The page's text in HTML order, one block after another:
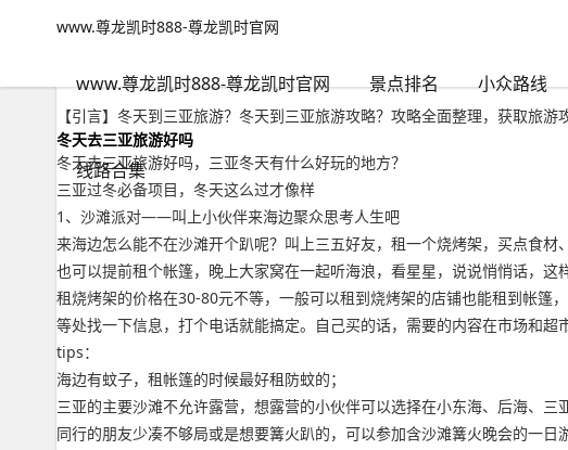
www.尊龙凯时888-尊龙凯时官网
www.尊龙凯时888-尊龙凯时官网 景点排名 小众路线
线路合集
www.尊龙凯时888-尊龙凯时官网
冬天到三亚旅游？冬天到三亚旅游攻略-www.尊龙凯时888
【引言】冬天到三亚旅游？冬天到三亚旅游攻略？攻略全面整理，获取旅游
冬天去三亚旅游好吗
冬天去三亚旅游好吗，三亚冬天有什么好玩的地方？
三亚过冬必备项目，冬天这么过才像样
1、沙滩派对——叫上小伙伴来海边聚众思考人生吧
来海边怎么能不在沙滩开个趴呢？叫上三五好友，租一个烧烤架，买点食
也可以提前租个帐篷，晚上大家窝在一起听海浪，看星星，说说悄悄话，这
租烧烤架的价格在30-80元不等，一般可以租到烧烤架的店铺也能租到帐篷
等处找一下信息，打个电话就能搞定。自己买的话，需要的内容在市场和超
tips：
海边有蚊子，租帐篷的时候最好租防蚊的；
三亚的主要沙滩不允许露营，想露营的小伙伴可以选择在小东海、后海、三
同行的朋友少凑不够局或是想要篝火趴的，可以参加含沙滩篝火晚会的一日